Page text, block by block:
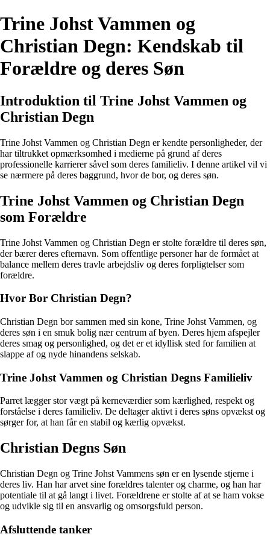
Trine Johst Vammen og
Christian Degn: Kendskab til
Forældre og deres Søn
Introduktion til Trine Johst Vammen og
Christian Degn
Trine Johst Vammen og Christian Degn er kendte personligheder, der
har tiltrukket opmærksomhed i medierne på grund af deres
professionelle karrierer såvel som deres familieliv. I denne artikel vil vi
se nærmere på deres baggrund, hvor de bor, og deres søn.
Trine Johst Vammen og Christian Degn
som Forældre
Trine Johst Vammen og Christian Degn er stolte forældre til deres søn,
der bærer deres efternavn. Som offentlige personer har de formået at
balance mellem deres travle arbejdsliv og deres forpligtelser som
forældre.
Hvor Bor Christian Degn?
Christian Degn bor sammen med sin kone, Trine Johst Vammen, og
deres søn i en smuk bolig nær centrum af byen. Deres hjem afspejler
deres smag og personlighed, og det er et idyllisk sted for familien at
slappe af og nyde hinandens selskab.
Trine Johst Vammen og Christian Degns Familieliv
Parret lægger stor vægt på kerneværdier som kærlighed, respekt og
forståelse i deres familieliv. De deltager aktivt i deres søns opvækst og
sørger for, at han får en stabil og kærlig opvækst.
Christian Degns Søn
Christian Degn og Trine Johst Vammens søn er en lysende stjerne i
deres liv. Han har arvet sine forældres talenter og charme, og han har
potentiale til at gå langt i livet. Forældrene er stolte af at se ham vokse
og udvikle sig til en ansvarlig og omsorgsfuld person.
Afsluttende tanker